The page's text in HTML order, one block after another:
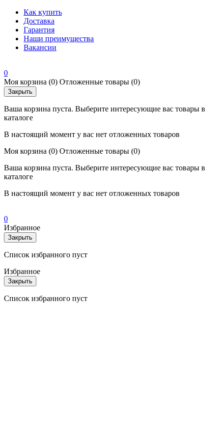
Как купить
Доставка
Гарантия
Наши преимущества
Вакансии
0
Моя корзина (0) Отложенные товары (0)
Закрыть
Ваша корзина пуста. Выберите интересующие вас товары в
каталоге
В настоящий момент у вас нет отложенных товаров
Моя корзина (0) Отложенные товары (0)
Ваша корзина пуста. Выберите интересующие вас товары в
каталоге
В настоящий момент у вас нет отложенных товаров
0
Избранное
Закрыть
Список избранного пуст
Избранное
Закрыть
Список избранного пуст